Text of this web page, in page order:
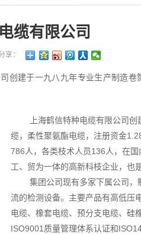
缆有限公司
享：
司创建于一九八九年专业生产制造
上海鹤信特种电缆有限公司
缆，柔性聚氨酯电缆，注册资金
786人，各类枝术人员136人，在
工、贸为一体的高新科枝企业，
集团公司现有多家下属公司
流的检测设备。主要产品有高低压
电缆、橡套电缆、预分支电缆、硅
ISO9001质量管理体系认证和